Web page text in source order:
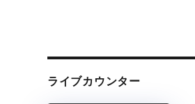
ライブカウンター